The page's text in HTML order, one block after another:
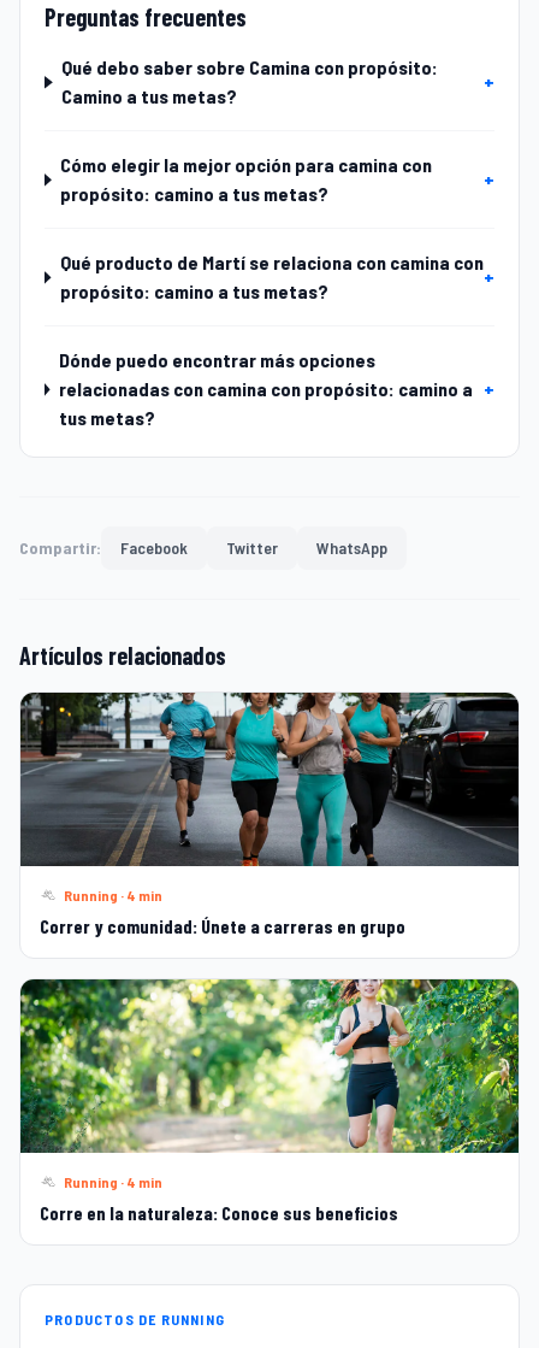
Preguntas frecuentes
Qué debo saber sobre Camina con propósito:
Camino a tus metas?
+
Cómo elegir la mejor opción para camina con
propósito: camino a tus metas?
+
Qué producto de Martí se relaciona con camina con
propósito: camino a tus metas?
+
Dónde puedo encontrar más opciones
relacionadas con camina con propósito: camino a
tus metas?
+
Compartir: Facebook Twitter WhatsApp
Artículos relacionados
Running · 4 min
Correr y comunidad: Únete a carreras en grupo
Running · 4 min
Corre en la naturaleza: Conoce sus beneficios
PRODUCTOS DE RUNNING